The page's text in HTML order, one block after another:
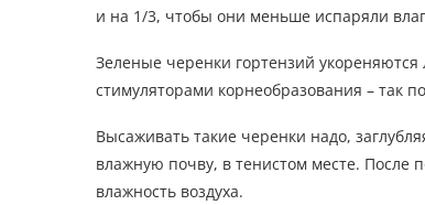
и на 1/3, чтобы они меньше испаряли
Зеленые черенки гортензий
стимуляторами корнеобразования – так
Высаживать такие черенки надо,
влажную почву, в тенистом месте. После
влажность воздуха.